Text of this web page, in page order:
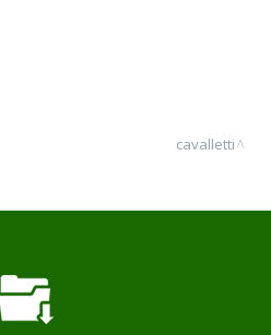
cavalletti